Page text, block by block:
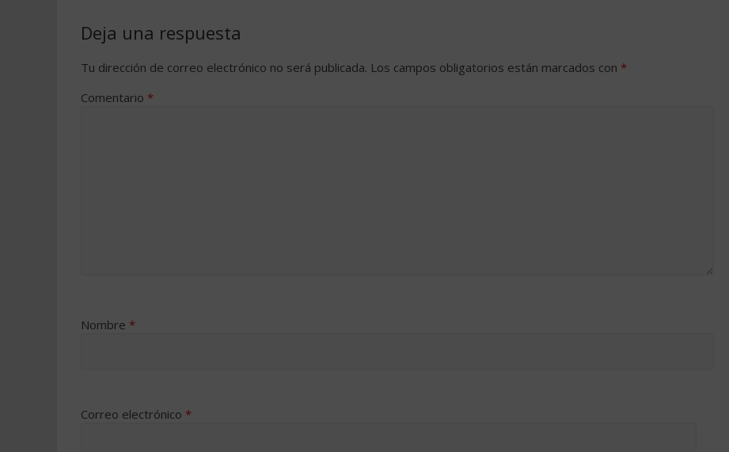
Deja una respuesta
Tu dirección de correo electrónico no será publicada. Los campos obligatorios están marcados con *
Comentario *
Nombre *
Correo electrónico *